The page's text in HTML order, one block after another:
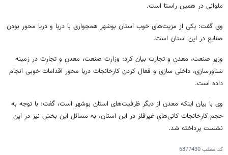
ملوانی در همین راستا است.
وی گفت: یکی از مزیت‌های خوب استان بوشهر همجواری با دریا و دریا محور بودن
صنایع در این استان است.
وزیر صنعت، معدن و تجارت بیان کرد: وزارت صنعت، معدن و تجارت در زمینه
شناورسازی، داخلی سازی و فعال کردن کارخانجات دریا محور اقدامات خوبی انجام
داده است.
وی با بیان اینکه معدن از دیگر ظرفیت‌های استان بوشهر است، گفت: با توجه به
حجم کارخانجات کانی‌های غیرفلز در این استان، به مسائل این بخش نیز در این
نشست پرداخته شد.
کد مطلب6377430